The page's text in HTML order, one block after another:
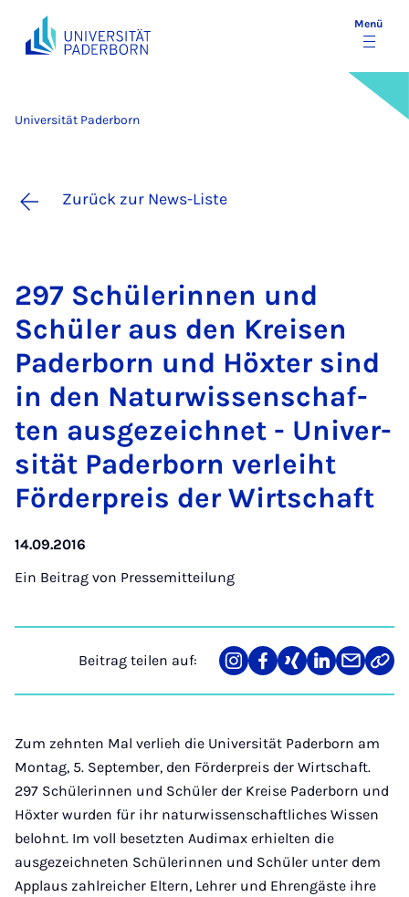
Menü
Universität Paderborn
Zurück zur News-Liste
297 Schü­le­rin­nen und
Schü­ler aus den Krei­sen
Pa­der­born und Höx­ter sind
in den Na­tur­wis­sen­schaf­
ten aus­ge­zeich­net - Uni­ver­
si­tät Pa­der­born ver­leiht
För­der­preis der Wirt­schaft
14.09.2016
Ein Beitrag von Pressemitteilung
Beitrag teilen auf:
Teilen
auf
Teilen
auf
Teilen
auf
Teilen
auf
Teilen
über
Link
Zum zehnten Mal verlieh die Universität Paderborn am
Montag, 5. September, den Förderpreis der Wirtschaft.
297 Schülerinnen und Schüler der Kreise Paderborn und
Höxter wurden für ihr naturwissenschaftliches Wissen
belohnt. Im voll besetzten Audimax erhielten die
ausgezeichneten Schülerinnen und Schüler unter dem
Applaus zahlreicher Eltern, Lehrer und Ehrengäste ihre